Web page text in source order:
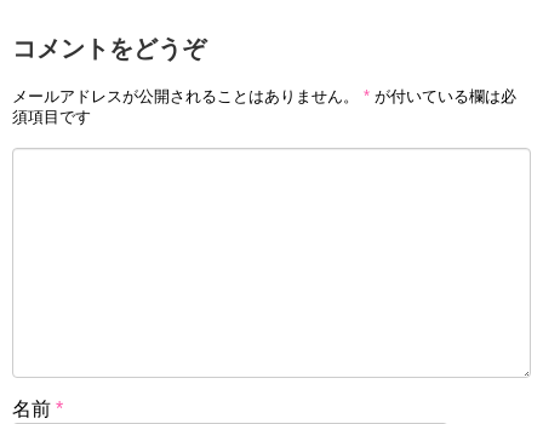
コメントをどうぞ
メールアドレスが公開されることはありません。 * が付いている欄は必
須項目です
名前 *